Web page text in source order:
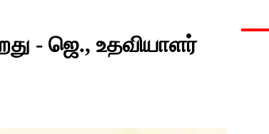
- ஜெ., உதவியாளர்